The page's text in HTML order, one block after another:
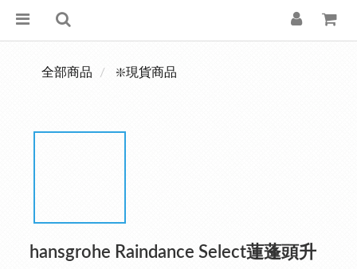
全部商品 ❇️現貨商品
hansgrohe Raindance Select蓮蓬頭升